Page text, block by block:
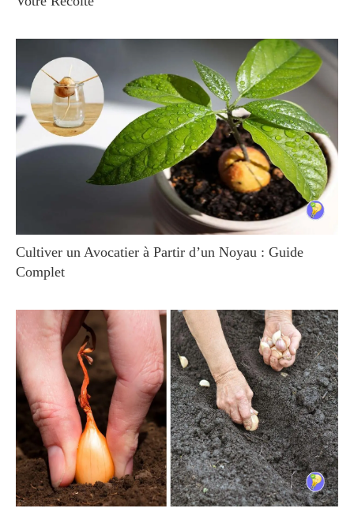
Cultiver un Avocatier à Partir d’un Noyau : Guide
Complet